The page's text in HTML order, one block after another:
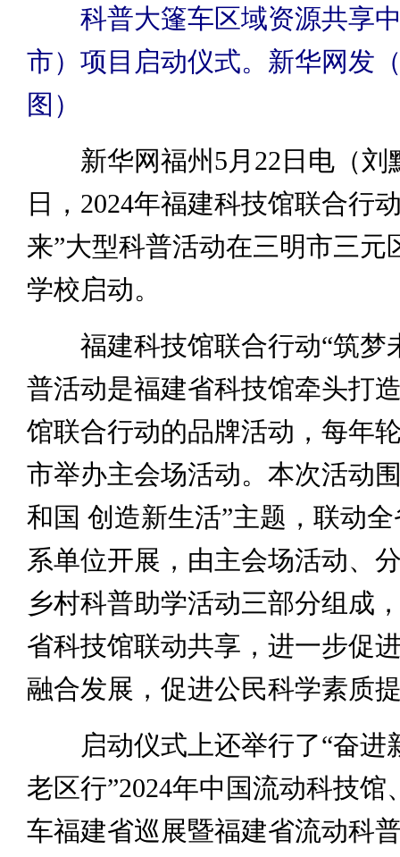
科普大篷车区域资源共享
市）项目启动仪式。新华网发
图）
新华网福州5月22日电（刘
日，2024年福建科技馆联合行
来”大型科普活动在三明市三元
学校启动。
福建科技馆联合行动“筑梦
普活动是福建省科技馆牵头打
馆联合行动的品牌活动，每年
市举办主会场活动。本次活动
和国 创造新生活”主题，联动
系单位开展，由主会场活动、
乡村科普助学活动三部分组成
省科技馆联动共享，进一步促
融合发展，促进公民科学素质
启动仪式上还举行了“奋进
老区行”2024年中国流动科技馆
车福建省巡展暨福建省流动科